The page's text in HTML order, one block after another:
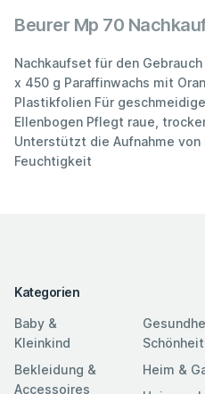
Beurer Mp 70
Nachkaufset für den
x 450 g Paraffinwachs mit
Plastikfolien Für
Ellenbogen Pflegt raue,
Unterstützt die Aufnahme
Feuchtigkeit
Kategorien
Baby &
Kleinkind
Bekleidung &
Accessoires
Schönheit
Heim &